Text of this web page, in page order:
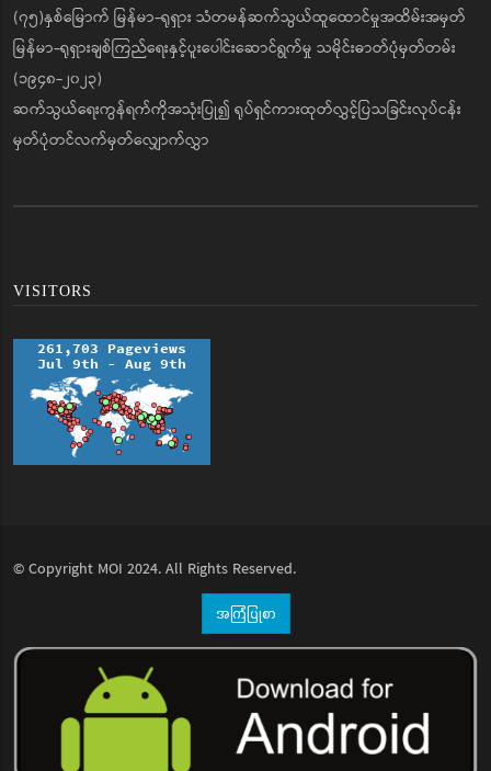
(၇၅)နှစ်မြောက် မြန်မာ-ရုရှား သံတမန်ဆက်သွယ်ထူထောင်မှုအထိမ်းအမှတ်
မြန်မာ-ရုရှားချစ်ကြည်ရေးနှင့်ပူးပေါင်းဆောင်ရွက်မှု သမိုင်းဓာတ်ပုံမှတ်တမ်း
(၁၉၄၈-၂၀၂၃)
ဆက်သွယ်ရေးကွန်ရက်ကိုအသုံးပြု၍ ရုပ်ရှင်ကားထုတ်လွှင့်ပြသခြင်းလုပ်ငန်း
မှတ်ပုံတင်လက်မှတ်လျှောက်လွှာ
VISITORS
© Copyright MOI 2024. All Rights Reserved.
အကြံပြုစာ